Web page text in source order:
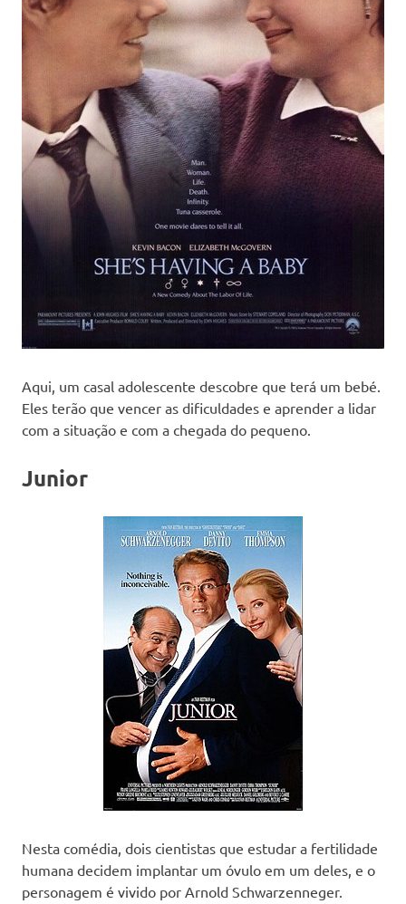
Aqui, um casal adolescente descobre que terá um bebé.
Eles terão que vencer as dificuldades e aprender a lidar
com a situação e com a chegada do pequeno.
Junior
Nesta comédia, dois cientistas que estudar a fertilidade
humana decidem implantar um óvulo em um deles, e o
personagem é vivido por Arnold Schwarzenneger.